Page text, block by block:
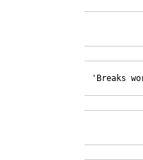
'Breaks